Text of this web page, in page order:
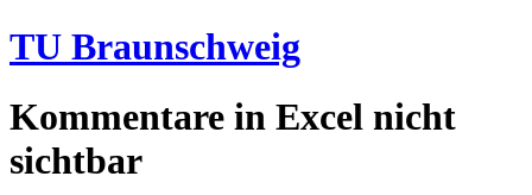
TU Braunschweig
Kommentare in Excel nicht
sichtbar